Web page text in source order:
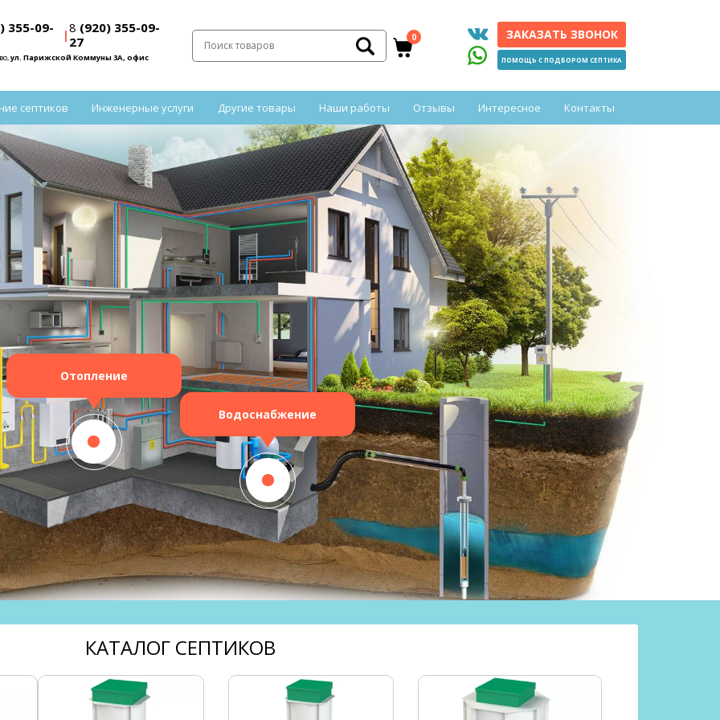
355-09- |8 (920) 355-09-
27
ул. Парижской Коммуны 3А, офис
0 ЗАКАЗАТЬ ЗВОНОК
ПОМОЩЬ С ПОДБОРОМ СЕПТИКА
септиков Инженерные услуги Другие товары Наши работы Отзывы Интересное Контакты
Отопление
Водоснабжение
КАТАЛОГ СЕПТИКОВ